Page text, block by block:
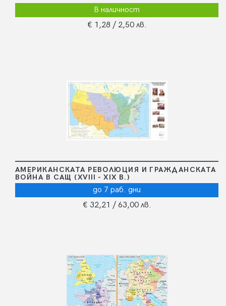
В наличност
€ 1,28 / 2,50 лв.
АМЕРИКАНСКАТА РЕВОЛЮЦИЯ И ГРАЖДАНСКАТА
ВОЙНА В САЩ (ХVІІІ - ХІХ В.)
до 7 раб. дни
€ 32,21 / 63,00 лв.